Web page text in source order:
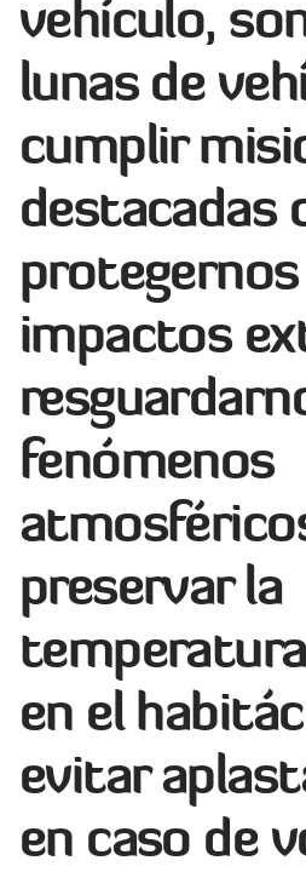
vehículo,
lunas de
cumplir
destacadas
impactos
fenómenos
preservar la
en el
evitar
en caso de